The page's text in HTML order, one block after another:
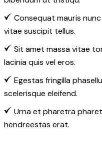
Consequat mauris
vitae suscipit tellus.
Sit amet massa vitae
lacinia quis vel eros.
Egestas fringilla
scelerisque eleifend.
Urna et pharetra
hendreestas erat.